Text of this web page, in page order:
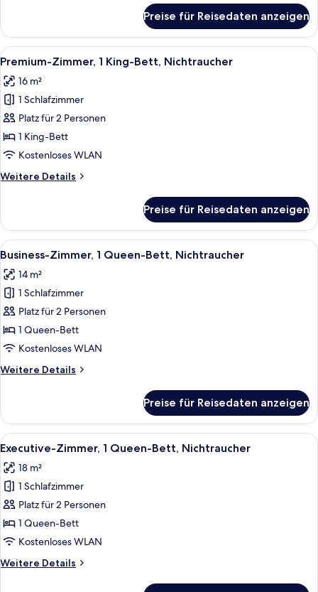
Suite,
1 King-
Bett,
Preise für Reisedaten anzeigen
Alle
Fotos
für
Premium-
Zimmer,
1 King-
Bett,
anzeigen
Ein modernes Hotelzimmer mit
12
Premium-Zimmer, 1 King-Bett, Nichtraucher
16 m²
1 Schlafzimmer
Platz für 2 Personen
1 King-Bett
Kostenloses WLAN
Weitere Details
Weitere
Zimmer,
1 King-
Bett,
Preise für Reisedaten anzeigen
Alle
Fotos
für
Business-
Zimmer,
1
Queen-
Nichtraucher
Ein modernes Hotelzimmer mit
12
Business-Zimmer, 1 Queen-Bett, Nichtraucher
14 m²
1 Schlafzimmer
Platz für 2 Personen
1 Queen-Bett
Kostenloses WLAN
Weitere Details
Weitere
Zimmer,
Queen-
Nichtraucher
Preise für Reisedaten anzeigen
Alle
Fotos
für
Executive-
Zimmer,
1
Queen-
Nichtraucher
Ein Hotelzimmer mit einem Bett,
10
Executive-Zimmer, 1 Queen-Bett, Nichtraucher
18 m²
1 Schlafzimmer
Platz für 2 Personen
1 Queen-Bett
Kostenloses WLAN
Weitere Details
Weitere